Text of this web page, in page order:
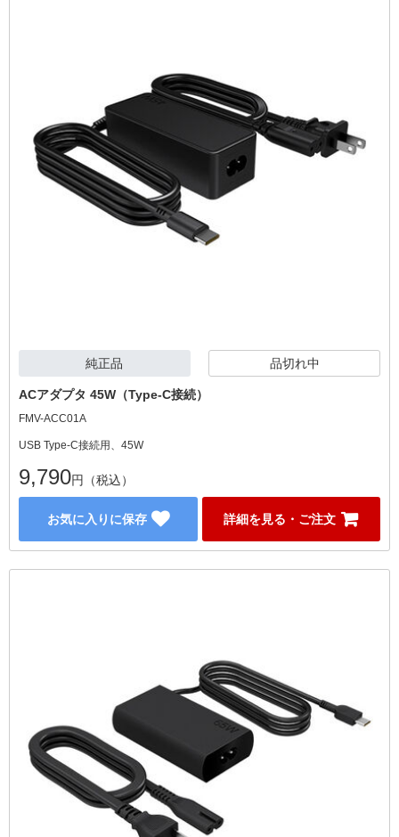
純正品 品切れ中
ACアダプタ 45W（Type-C接続）
FMV-ACC01A
USB Type-C接続用、45W
9,790円（税込）
お気に入りに保存 詳細を見る・ご注文